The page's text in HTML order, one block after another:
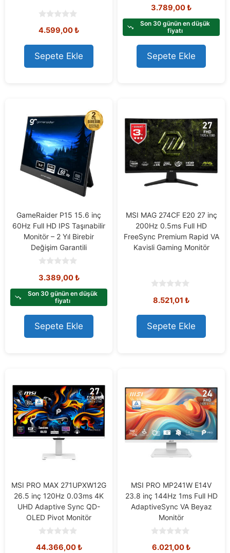
o
t
o
f
5
4.599,00₺
Sepete Ekle
o
t
f
5
3.789,00₺
Son 30 günün en düşük
fiyatı
Sepete Ekle
GameRaider P15 15.6 inç
60Hz Full HD IPS Taşınabilir
Monitör – 2 Yıl Birebir
Değişim Garantili
o
t
f
5
3.389,00₺
Son 30 günün en düşük
fiyatı
Sepete Ekle
MSI MAG 274CF E20 27 inç
200Hz 0.5ms Full HD
FreeSync Premium Rapid VA
Kavisli Gaming Monitör
o
t
o
f
5
8.521,01 ₺
Sepete Ekle
MSI PRO MAX 271UPXW12G
26.5 inç 120Hz 0.03ms 4K
UHD Adaptive Sync QD-
OLED Pivot Monitör
o
44.366,00₺
MSI PRO MP241W E14V
23.8 inç 144Hz 1ms Full HD
AdaptiveSync VA Beyaz
Monitör
o
6.021,00₺